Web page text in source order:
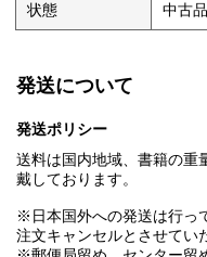
状態 中古
発送について
発送ポリシー
送料は国内地域、書籍の重
戴しております。
※日本国外への発送は行っ
注文キャンセルとさせてい